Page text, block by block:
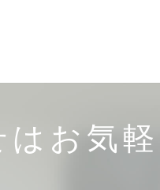
お気軽